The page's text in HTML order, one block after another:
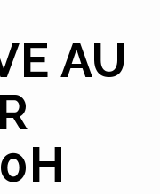
AU